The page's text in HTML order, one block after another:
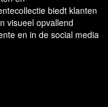
biedt klanten
visueel opvallend
en in de social media